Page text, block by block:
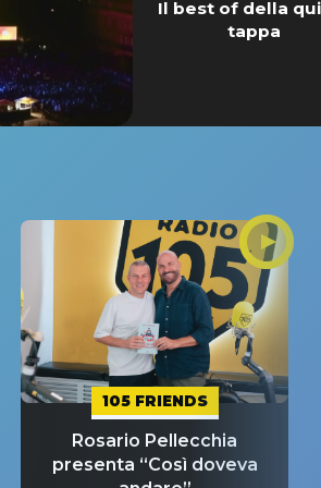
Il best of della
tappa
105 FRIENDS
Rosario Pellecchia
presenta “Così doveva